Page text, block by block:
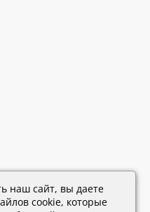
наш сайт, вы даете
cookie, которые